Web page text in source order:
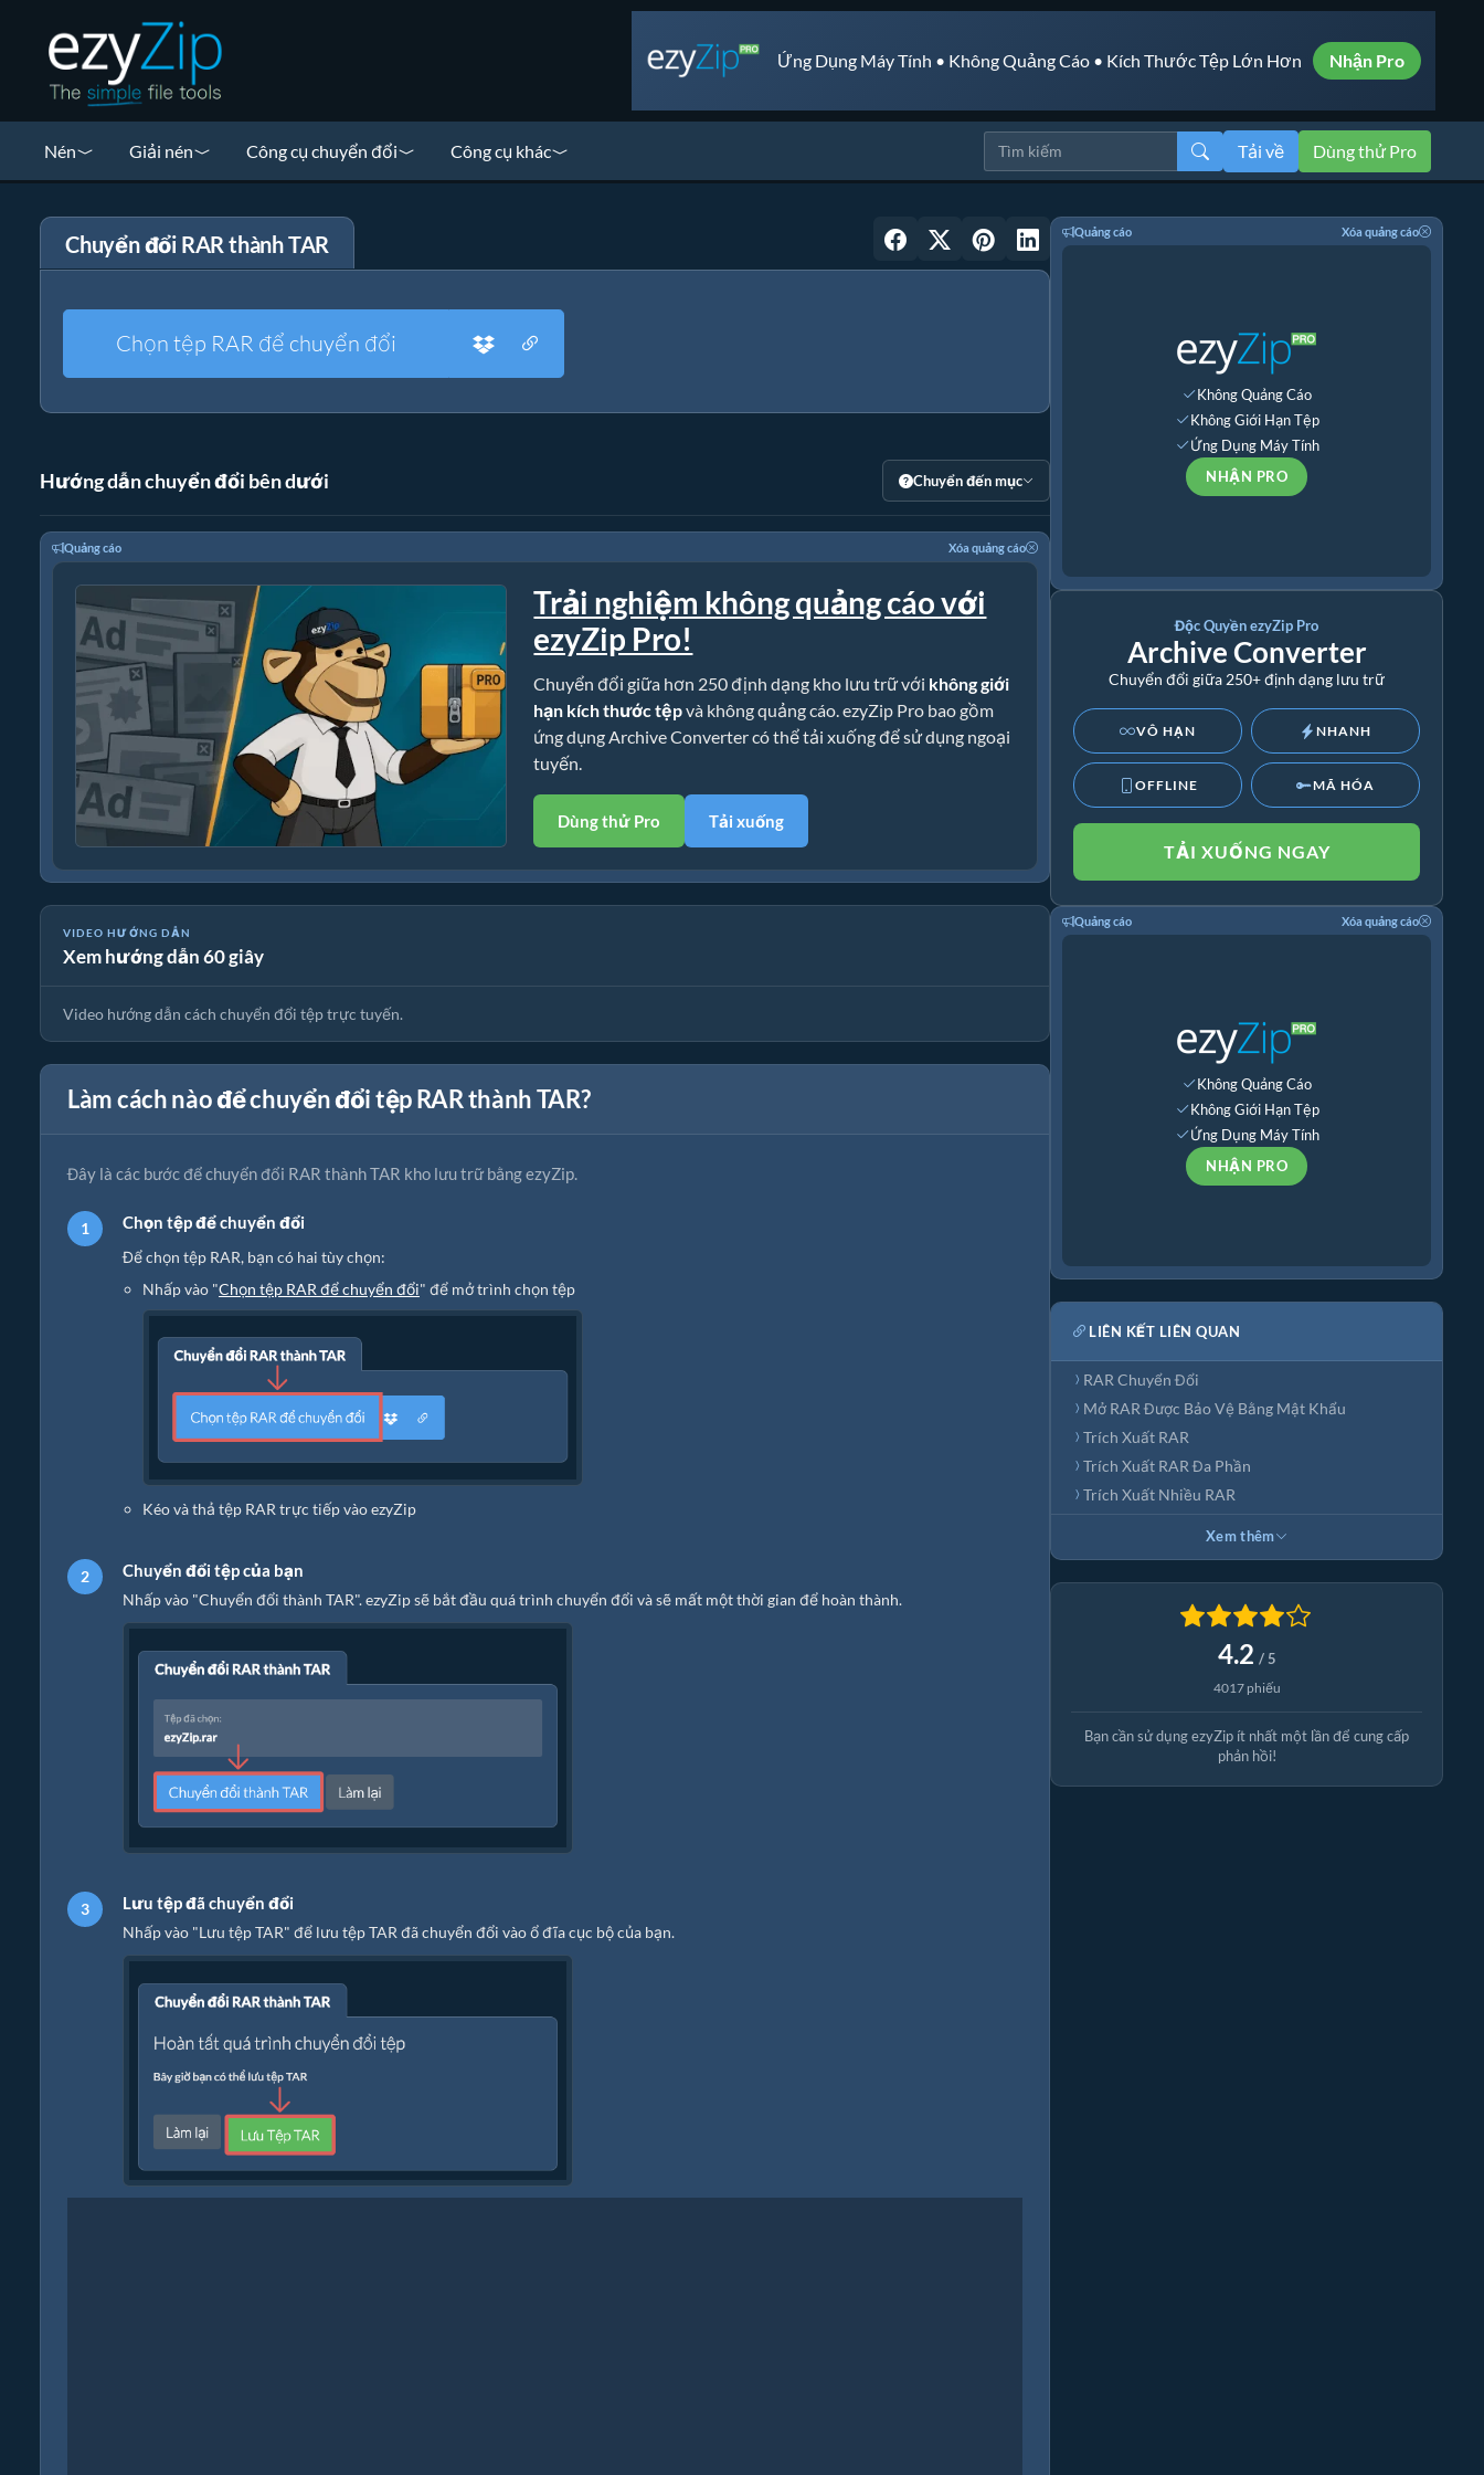
Ứng Dụng Máy Tính • Không Quảng Cáo • Kích Thước Tệp Lớn Hơn Nhận Pro
Nén Giải nén Công cụ chuyển đổi Công cụ khác Tải về Dùng thử Pro
Chuyển đổi RAR thành TAR
Chọn tệp RAR để chuyển đổi
Hướng dẫn chuyển đổi bên dưới Chuyển đến mục
Quảng cáo Xóa quảng cáo
Trải nghiệm không quảng cáo với
ezyZip Pro!
Chuyển đổi giữa hơn 250 định dạng kho lưu trữ với không giới
hạn kích thước tệpvà không quảng cáo. ezyZip Pro bao gồm
ứng dụng Archive Converter có thể tải xuống để sử dụng ngoại
tuyến.
Dùng thử Pro Tải xuống
VIDEO HƯỚNG DẪN
Xem hướng dẫn 60 giây
📦 Cách Chuyển Đổi Tệp Trực Tuyến Miễn Phí
Video hướng dẫn cách chuyển đổi tệp trực tuyến.
Làm cách nào để chuyển đổi tệp RAR thành TAR?
Đây là các bước để chuyển đổi RAR thành TAR kho lưu trữ bằng ezyZip.
Chọn tệp để chuyển đổi
Để chọn tệp RAR, bạn có hai tùy chọn:
Nhấp vào "Chọn tệp RAR để chuyển đổi" để mở trình chọn tệp
Kéo và thả tệp RAR trực tiếp vào ezyZip
Chuyển đổi tệp của bạn
Nhấp vào "Chuyển đổi thành TAR". ezyZip sẽ bắt đầu quá trình chuyển đổi và sẽ mất một thời gian để hoàn thành.
Lưu tệp đã chuyển đổi
Nhấp vào "Lưu tệp TAR" để lưu tệp TAR đã chuyển đổi vào ổ đĩa cục bộ của bạn.
Quảng cáo Xóa quảng cáo
Không Quảng Cáo
Không Giới Hạn Tệp
Ứng Dụng Máy Tính
NHẬN PRO
Độc Quyền ezyZip Pro
Archive Converter
Chuyển đổi giữa 250+ định dạng lưu trữ
VÔ HẠN NHANH
OFFLINE MÃ HÓA
TẢI XUỐNG NGAY
Quảng cáo Xóa quảng cáo
Không Quảng Cáo
Không Giới Hạn Tệp
Ứng Dụng Máy Tính
NHẬN PRO
LIÊN KẾT LIÊN QUAN
RAR Chuyển Đổi
Mở RAR Được Bảo Vệ Bằng Mật Khẩu
Trích Xuất RAR
Trích Xuất RAR Đa Phần
Trích Xuất Nhiều RAR
Xem thêm
4.2 / 5
4017 phiếu
Bạn cần sử dụng ezyZip ít nhất một lần để cung cấp
phản hồi!